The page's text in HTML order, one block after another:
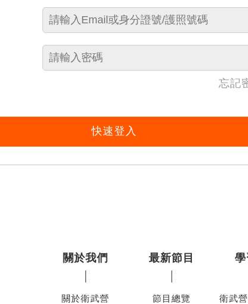
忘記
快速登入
關於我們
關於衛武營
最新節目
節目總覽
衛武